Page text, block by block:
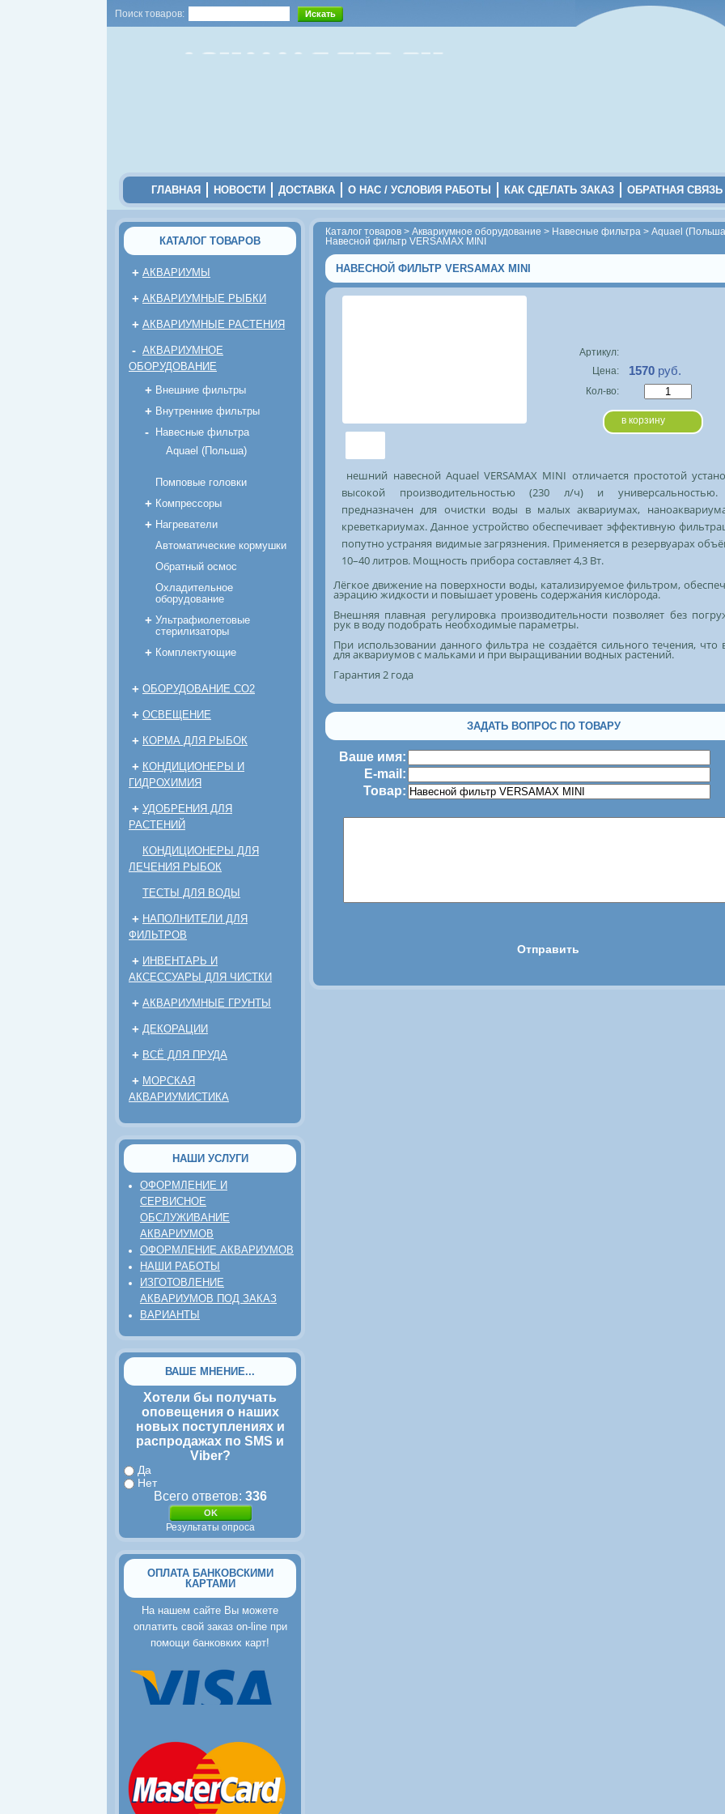
Поиск товаров:
ГЛАВНАЯ НОВОСТИ ДОСТАВКА О НАС / УСЛОВИЯ РАБОТЫ КАК СДЕЛАТЬ ЗАКАЗ ОБРАТНАЯ СВЯЗЬ
КАТАЛОГ ТОВАРОВ
+ АКВАРИУМЫ
+ АКВАРИУМНЫЕ РЫБКИ
+ АКВАРИУМНЫЕ РАСТЕНИЯ
- АКВАРИУМНОЕ
ОБОРУДОВАНИЕ
+ Внешние фильтры
+ Внутренние фильтры
-
Навесные фильтра
Aquael (Польша)
Помповые головки
+ Компрессоры
+ Нагреватели
Автоматические кормушки
Обратный осмос
Охладительное
оборудование
+ Ультрафиолетовые
стерилизаторы
+ Комплектующие
+ ОБОРУДОВАНИЕ CO2
+ ОСВЕЩЕНИЕ
+ КОРМА ДЛЯ РЫБОК
+ КОНДИЦИОНЕРЫ И
ГИДРОХИМИЯ
+ УДОБРЕНИЯ ДЛЯ
РАСТЕНИЙ
КОНДИЦИОНЕРЫ ДЛЯ
ЛЕЧЕНИЯ РЫБОК
ТЕСТЫ ДЛЯ ВОДЫ
+ НАПОЛНИТЕЛИ ДЛЯ
ФИЛЬТРОВ
+ ИНВЕНТАРЬ И
АКСЕССУАРЫ ДЛЯ ЧИСТКИ
+ АКВАРИУМНЫЕ ГРУНТЫ
+ ДЕКОРАЦИИ
+ ВСЁ ДЛЯ ПРУДА
+ МОРСКАЯ
АКВАРИУМИСТИКА
НАШИ УСЛУГИ
ОФОРМЛЕНИЕ И
СЕРВИСНОЕ
ОБСЛУЖИВАНИЕ
АКВАРИУМОВ
ОФОРМЛЕНИЕ АКВАРИУМОВ
НАШИ РАБОТЫ
ИЗГОТОВЛЕНИЕ
АКВАРИУМОВ ПОД ЗАКАЗ
ВАРИАНТЫ
ВАШЕ МНЕНИЕ...
Хотели бы получать
оповещения о наших
новых поступлениях и
распродажах по SMS и
Viber?
Да
Нет
Всего ответов: 336
Результаты опроса
ОПЛАТА БАНКОВСКИМИ
КАРТАМИ
На нашем сайте Вы можете
оплатить свой заказ on-line при
помощи банковких карт!
Каталог товаров > Аквариумное оборудование > Навесные фильтра > Aquael
Навесной фильтр VERSAMAX MINI
НАВЕСНОЙ ФИЛЬТР VERSAMAX MINI
Артикул:
Цена:
1570 руб.
Кол-во:
в корзину
нешний навесной Aquael VERSAMAX MINI отличается простотой
высокой производительностью (230 л/ч) и
предназначен для очистки воды в малых аквариумах,
креветкариумах. Данное устройство обеспечивает эффективную
попутно устраняя видимые загрязнения. Применяется в резервуарах
10–40 литров. Мощность прибора составляет 4,3 Вт.
Лёгкое движение на поверхности воды, катализируемое фильтром,
аэрацию жидкости и повышает уровень содержания кислорода.
Внешняя плавная регулировка производительности позволяет без
рук в воду подобрать необходимые параметры.
При использовании данного фильтра не создаётся сильного течения, что
для аквариумов с мальками и при выращивании водных растений.
Гарантия 2 года
ЗАДАТЬ ВОПРОС ПО ТОВАРУ
Ваше имя:
E-mail:
Товар: